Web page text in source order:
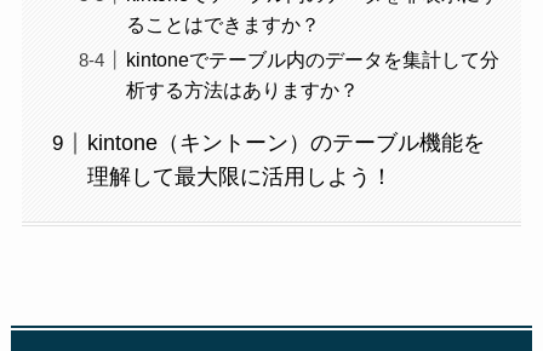
ることはできますか？
kintoneでテーブル内のデータを集計して分
析する方法はありますか？
kintone（キントーン）のテーブル機能を
理解して最大限に活用しよう！